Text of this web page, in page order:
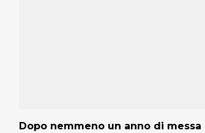
Dopo nemmeno un anno di